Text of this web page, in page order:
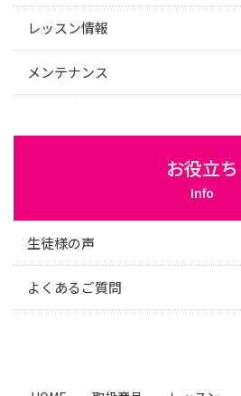
レッスン情報
メンテナンス
お役立ち
Info
生徒様の声
よくあるご質問